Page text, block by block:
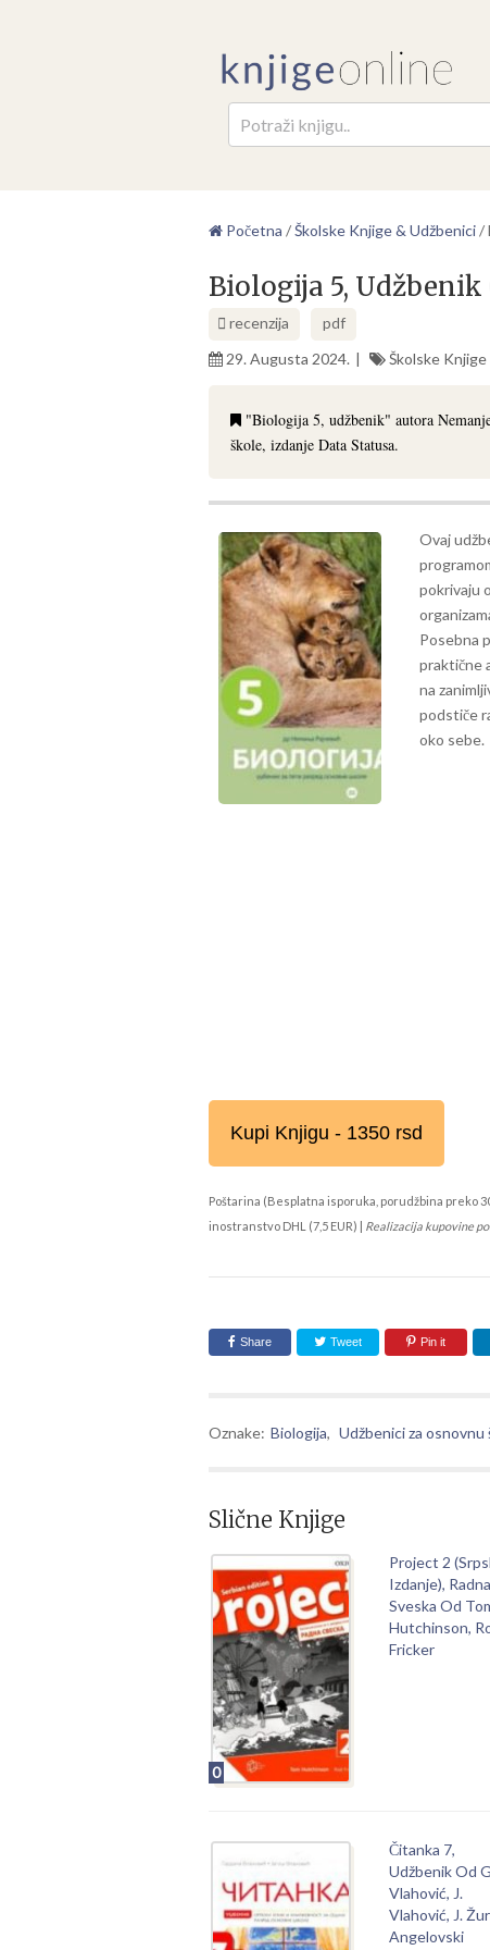
Početna /Školske Knjige & Udžbenici/
Biologija 5, Udžbenik
recenzija
pdf
29. Augusta 2024.
Školske
"Biologija 5, udžbenik" autora
škole, izdanje Data Statusa.
Ovaj
pokrivaju
Posebna
praktične
na
podstiče
oko sebe.
Kupi Knjigu - 1350 rsd
Poštarina (Besplatna isporuka, porudžbina preko
inostranstvo DHL (7,5 EUR) | Realizacija kupovine
Share Tweet Pin it
Oznake: Biologija, Udžbenici za osnovnu
Slične Knjige
0
Project 2
Izdanje), Radna
Sveska Od
Hutchinson,
Fricker
Čitanka 7,
Udžbenik Od
Vlahović, J.
Vlahović, J.
Angelovski